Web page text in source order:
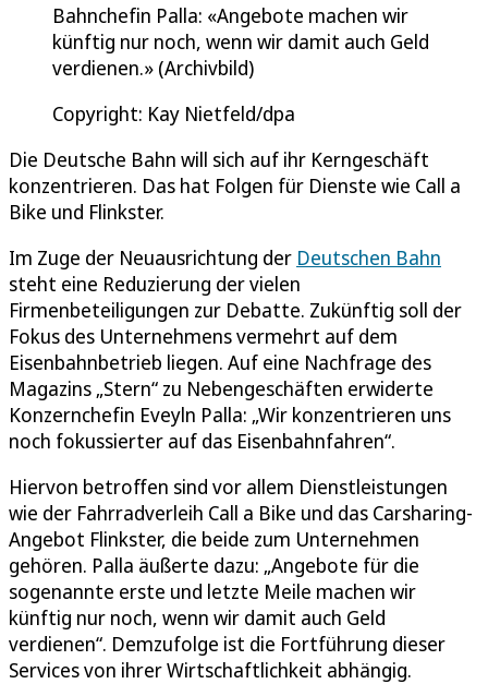
Bahnchefin Palla: «Angebote machen wir
künftig nur noch, wenn wir damit auch Geld
verdienen.» (Archivbild)
Copyright: Kay Nietfeld/dpa
Die Deutsche Bahn will sich auf ihr Kerngeschäft
konzentrieren. Das hat Folgen für Dienste wie Call a
Bike und Flinkster.
Im Zuge der Neuausrichtung der Deutschen Bahn
steht eine Reduzierung der vielen
Firmenbeteiligungen zur Debatte. Zukünftig soll der
Fokus des Unternehmens vermehrt auf dem
Eisenbahnbetrieb liegen. Auf eine Nachfrage des
Magazins „Stern“ zu Nebengeschäften erwiderte
Konzernchefin Eveyln Palla: „Wir konzentrieren uns
noch fokussierter auf das Eisenbahnfahren“.
Hiervon betroffen sind vor allem Dienstleistungen
wie der Fahrradverleih Call a Bike und das Carsharing-
Angebot Flinkster, die beide zum Unternehmen
gehören. Palla äußerte dazu: „Angebote für die
sogenannte erste und letzte Meile machen wir
künftig nur noch, wenn wir damit auch Geld
verdienen“. Demzufolge ist die Fortführung dieser
Services von ihrer Wirtschaftlichkeit abhängig.